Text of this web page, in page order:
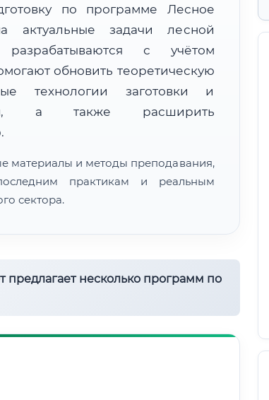
по программе Лесное
актуальные задачи лесной
с учётом
обновить теоретическую
технологии заготовки и
а также расширить
материалы и методы преподавания,
практикам и реальным
сектора.
предлагает несколько программ по